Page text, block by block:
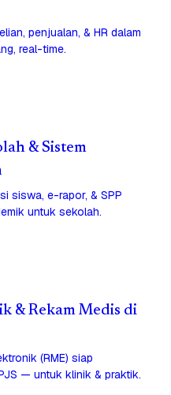
penjualan, & HR dalam
real-time.
& Sistem
siswa, e-rapor, & SPP
untuk sekolah.
& Rekam Medis di
(RME) siap
— untuk klinik & praktik.